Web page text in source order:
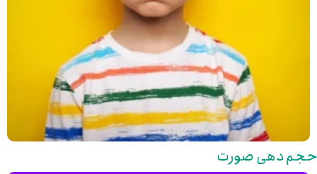
حجم دهی صورت